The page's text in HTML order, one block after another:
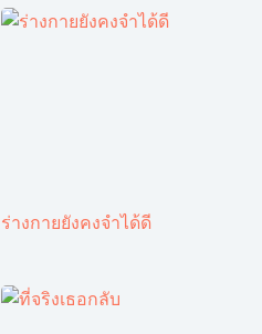
ร่างกายยังคงจำได้ดี